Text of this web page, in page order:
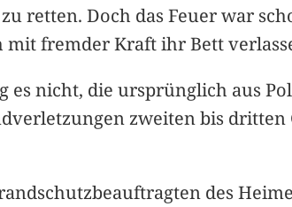
retten. Doch das Feuer war
mit fremder Kraft ihr Bett
es nicht, die ursprünglich aus
zweiten bis
des